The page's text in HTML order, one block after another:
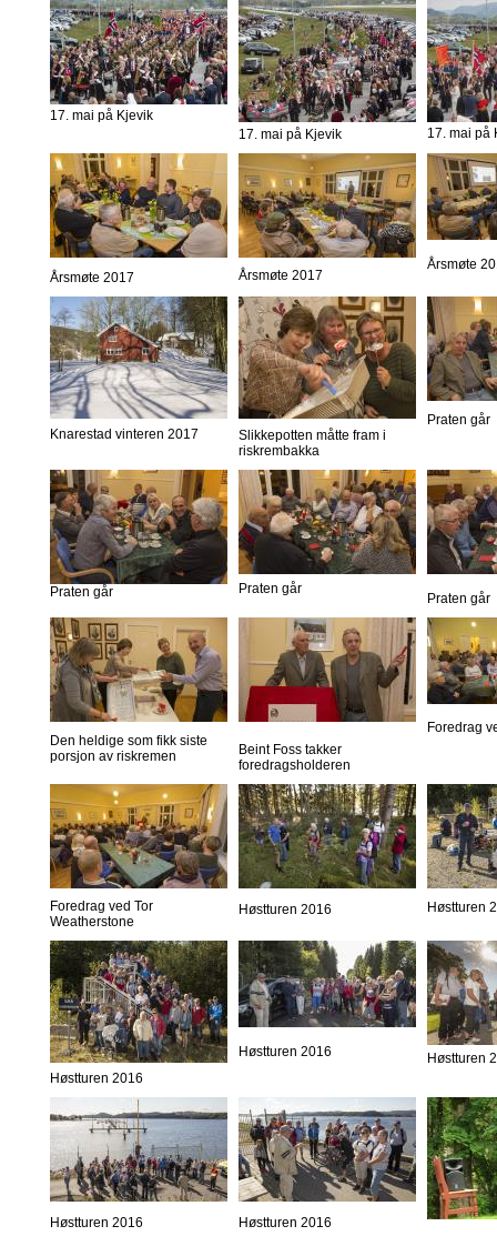
17. mai på Kjevik
17. mai på Kjevik
17. mai på
Årsmøte 2017 Årsmøte 2017
Årsmøte
Knarestad vinteren 2017
Slikkepotten måtte fram i
riskrembakka
Praten går
Praten går Praten går
Praten går
Den heldige som fikk siste
porsjon av riskremen
Beint Foss takker
foredragsholderen
Foredrag
Foredrag ved Tor
Weatherstone
Høstturen 2016 Høstturen
Høstturen 2016
Høstturen 2016 Høstturen
Høstturen 2016
Høstturen 2016